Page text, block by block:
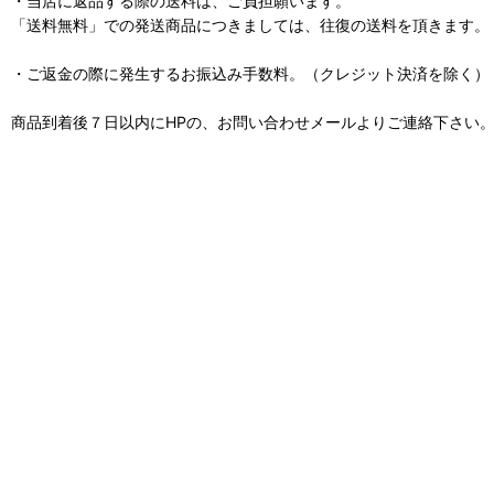
「送料無料」での発送商品につきましては、往復の送料を頂きます。
・ご返金の際に発生するお振込み手数料。（クレジット決済を除く）
商品到着後７日以内にHPの、お問い合わせメールよりご連絡下さい。